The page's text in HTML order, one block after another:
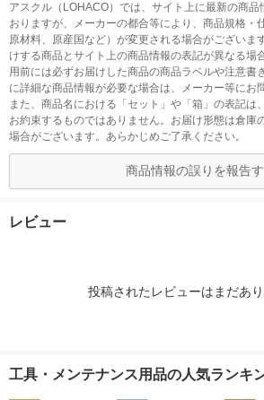
アスクル（LOHACO）では、サイト上に最新の商品
おりますが、メーカーの都合等により、商品規格・
原材料、原産国など）が変更される場合がございま
けする商品とサイト上の商品情報の表記が異なる場
用前には必ずお届けした商品の商品ラベルや注意書
に詳細な商品情報が必要な場合は、メーカー等にお
また、商品名における「セット」や「箱」の表記は
お約束するものではありません。お届け形態は倉庫
場合がございます。あらかじめご了承ください。
商品情報の誤りを報告
レビュー
投稿されたレビューはまだあり
工具・メンテナンス用品の人気ランキ